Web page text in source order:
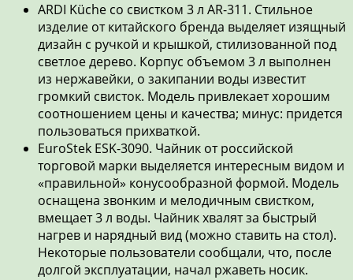
ARDI Küche со свистком 3 л AR-311. Стильное
изделие от китайского бренда выделяет изящный
дизайн с ручкой и крышкой, стилизованной под
светлое дерево. Корпус объемом 3 л выполнен
из нержавейки, о закипании воды известит
громкий свисток. Модель привлекает хорошим
соотношением цены и качества; минус: придется
пользоваться прихваткой.
EuroStek ESK-3090. Чайник от российской
торговой марки выделяется интересным видом и
«правильной» конусообразной формой. Модель
оснащена звонким и мелодичным свистком,
вмещает 3 л воды. Чайник хвалят за быстрый
нагрев и нарядный вид (можно ставить на стол).
Некоторые пользователи сообщали, что, после
долгой эксплуатации, начал ржаветь носик.